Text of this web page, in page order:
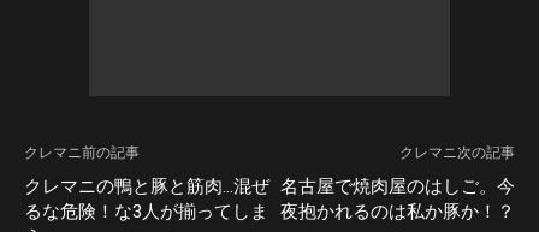
クレマニ前の記事
クレマニの鴨と豚と筋肉…混ぜ
るな危険！な3人が揃ってしま
クレマニ次の記事
名古屋で焼肉屋のはしご。今
夜抱かれるのは私か豚か！？